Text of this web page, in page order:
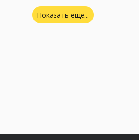
Показать еще...